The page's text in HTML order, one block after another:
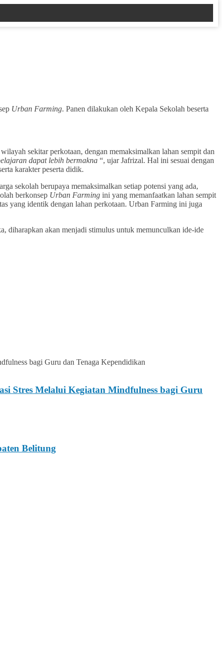
Urban Farming. Panen dilakukan oleh Kepala Sekolah beserta
sekitar perkotaan, dengan memaksimalkan lahan sempit dan
dapat lebih bermakna “, ujar Jafrizal. Hal ini sesuai dengan
karakter peserta didik.
sekolah berupaya memaksimalkan setiap potensi yang ada,
berkonsep Urban Farming ini yang memanfaatkan lahan sempit
yang identik dengan lahan perkotaan. Urban Farming ini juga
diharapkan akan menjadi stimulus untuk memunculkan ide-ide
Stres Melalui Kegiatan Mindfulness bagi Guru
Belitung